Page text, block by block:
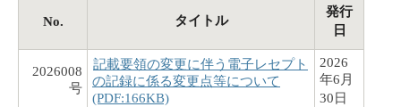
No. タイトル
発行
日
2026008
号
記載要領の変更に伴う電子レセプト
の記録に係る変更点等について
(PDF:166KB)
2026
年6月
30日